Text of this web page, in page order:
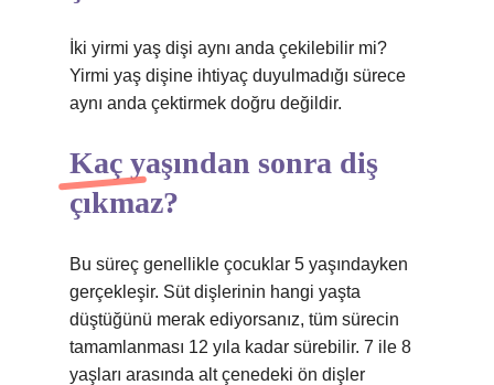
İki yirmi yaş dişi aynı anda çekilebilir mi?
Yirmi yaş dişine ihtiyaç duyulmadığı sürece
aynı anda çektirmek doğru değildir.
Kaç yaşından sonra diş
çıkmaz?
Bu süreç genellikle çocuklar 5 yaşındayken
gerçekleşir. Süt dişlerinin hangi yaşta
düştüğünü merak ediyorsanız, tüm sürecin
tamamlanması 12 yıla kadar sürebilir. 7 ile 8
yaşları arasında alt çenedeki ön dişler